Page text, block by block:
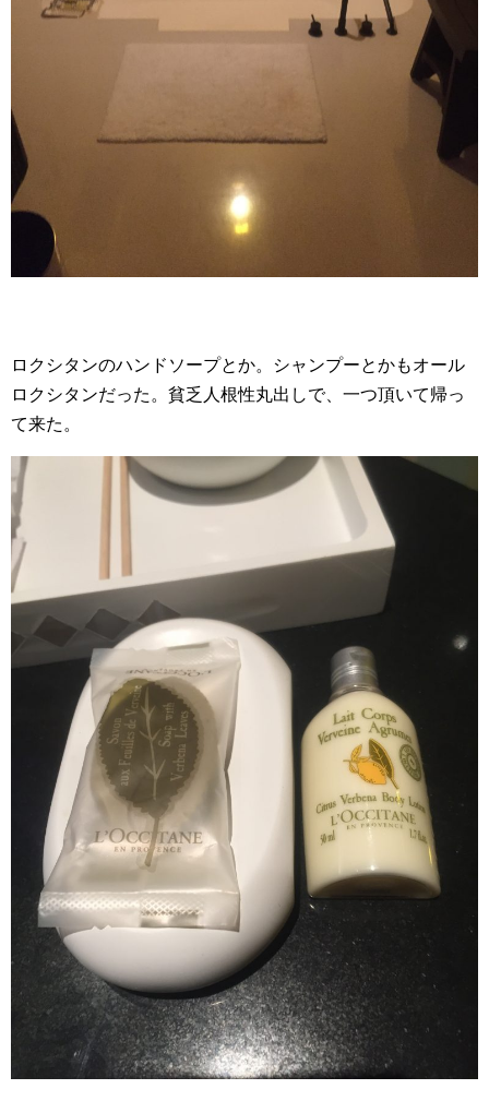
ロクシタンのハンドソープとか。シャンプーとかもオール
ロクシタンだった。貧乏人根性丸出しで、一つ頂いて帰っ
て来た。